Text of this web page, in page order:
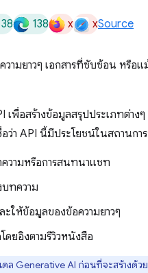
138 x xSource
ามยาวๆ เอกสารที่ซับซ้อน หรื
เพื่อสร้างข้อมูลสรุปประเภทต่า
อว่า API นี้มีประโยชน์ในสถานก
วามหรือการสนทนาแชท
ทความ
ให้ข้อมูลของข้อความยาวๆ
ดยอิงตามรีวิวหนังสือ
ดล Generative AI ก่อนที่จะสร้างด้ว